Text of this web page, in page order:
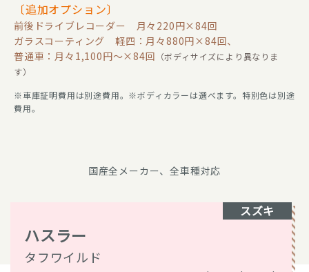
〔追加オプション〕
前後ドライブレコーダー 月々220円×84回
ガラスコーティング 軽四：月々880円×84回、
普通車：月々1,100円〜×84回 （ボディサイズにより異なりま
す）
※車庫証明費用は別途費用。※ボディカラーは選べます。特別色は別途
費用。
国産全メーカー、全車種対応
スズキ
ハスラー
タフワイルド